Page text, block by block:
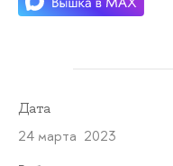
Дата
24 марта 2023